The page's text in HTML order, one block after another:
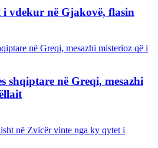
i vdekur në Gjakovë, flasin
shqiptare në Greqi, mesazhi